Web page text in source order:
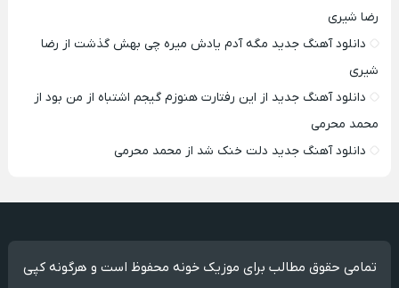
رضا شیری
دانلود آهنگ جدید مگه آدم یادش میره چی بهش گذشت از رضا
شیری
دانلود آهنگ جدید از این رفتارت هنوزم گیجم اشتباه از من بود از
محمد محرمی
دانلود آهنگ جدید دلت خنک شد از محمد محرمی
تمامی حقوق مطالب برای موزیک خونه محفوظ است و هرگونه کپی